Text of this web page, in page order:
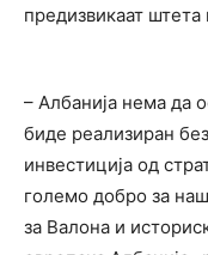
предизвикаат штета
– Албанија нема да
биде реализиран
инвестиција од
големо добро за
за Валона и